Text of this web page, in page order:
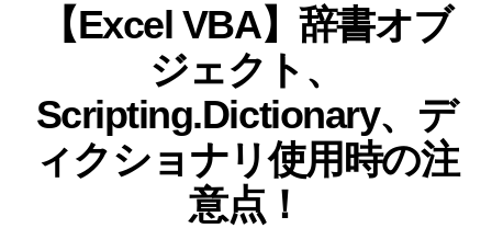
ゴ
リ
ー
【Excel VBA】辞書オブ
ジェクト、
Scripting.Dictionary、デ
ィクショナリ使用時の注
意点！